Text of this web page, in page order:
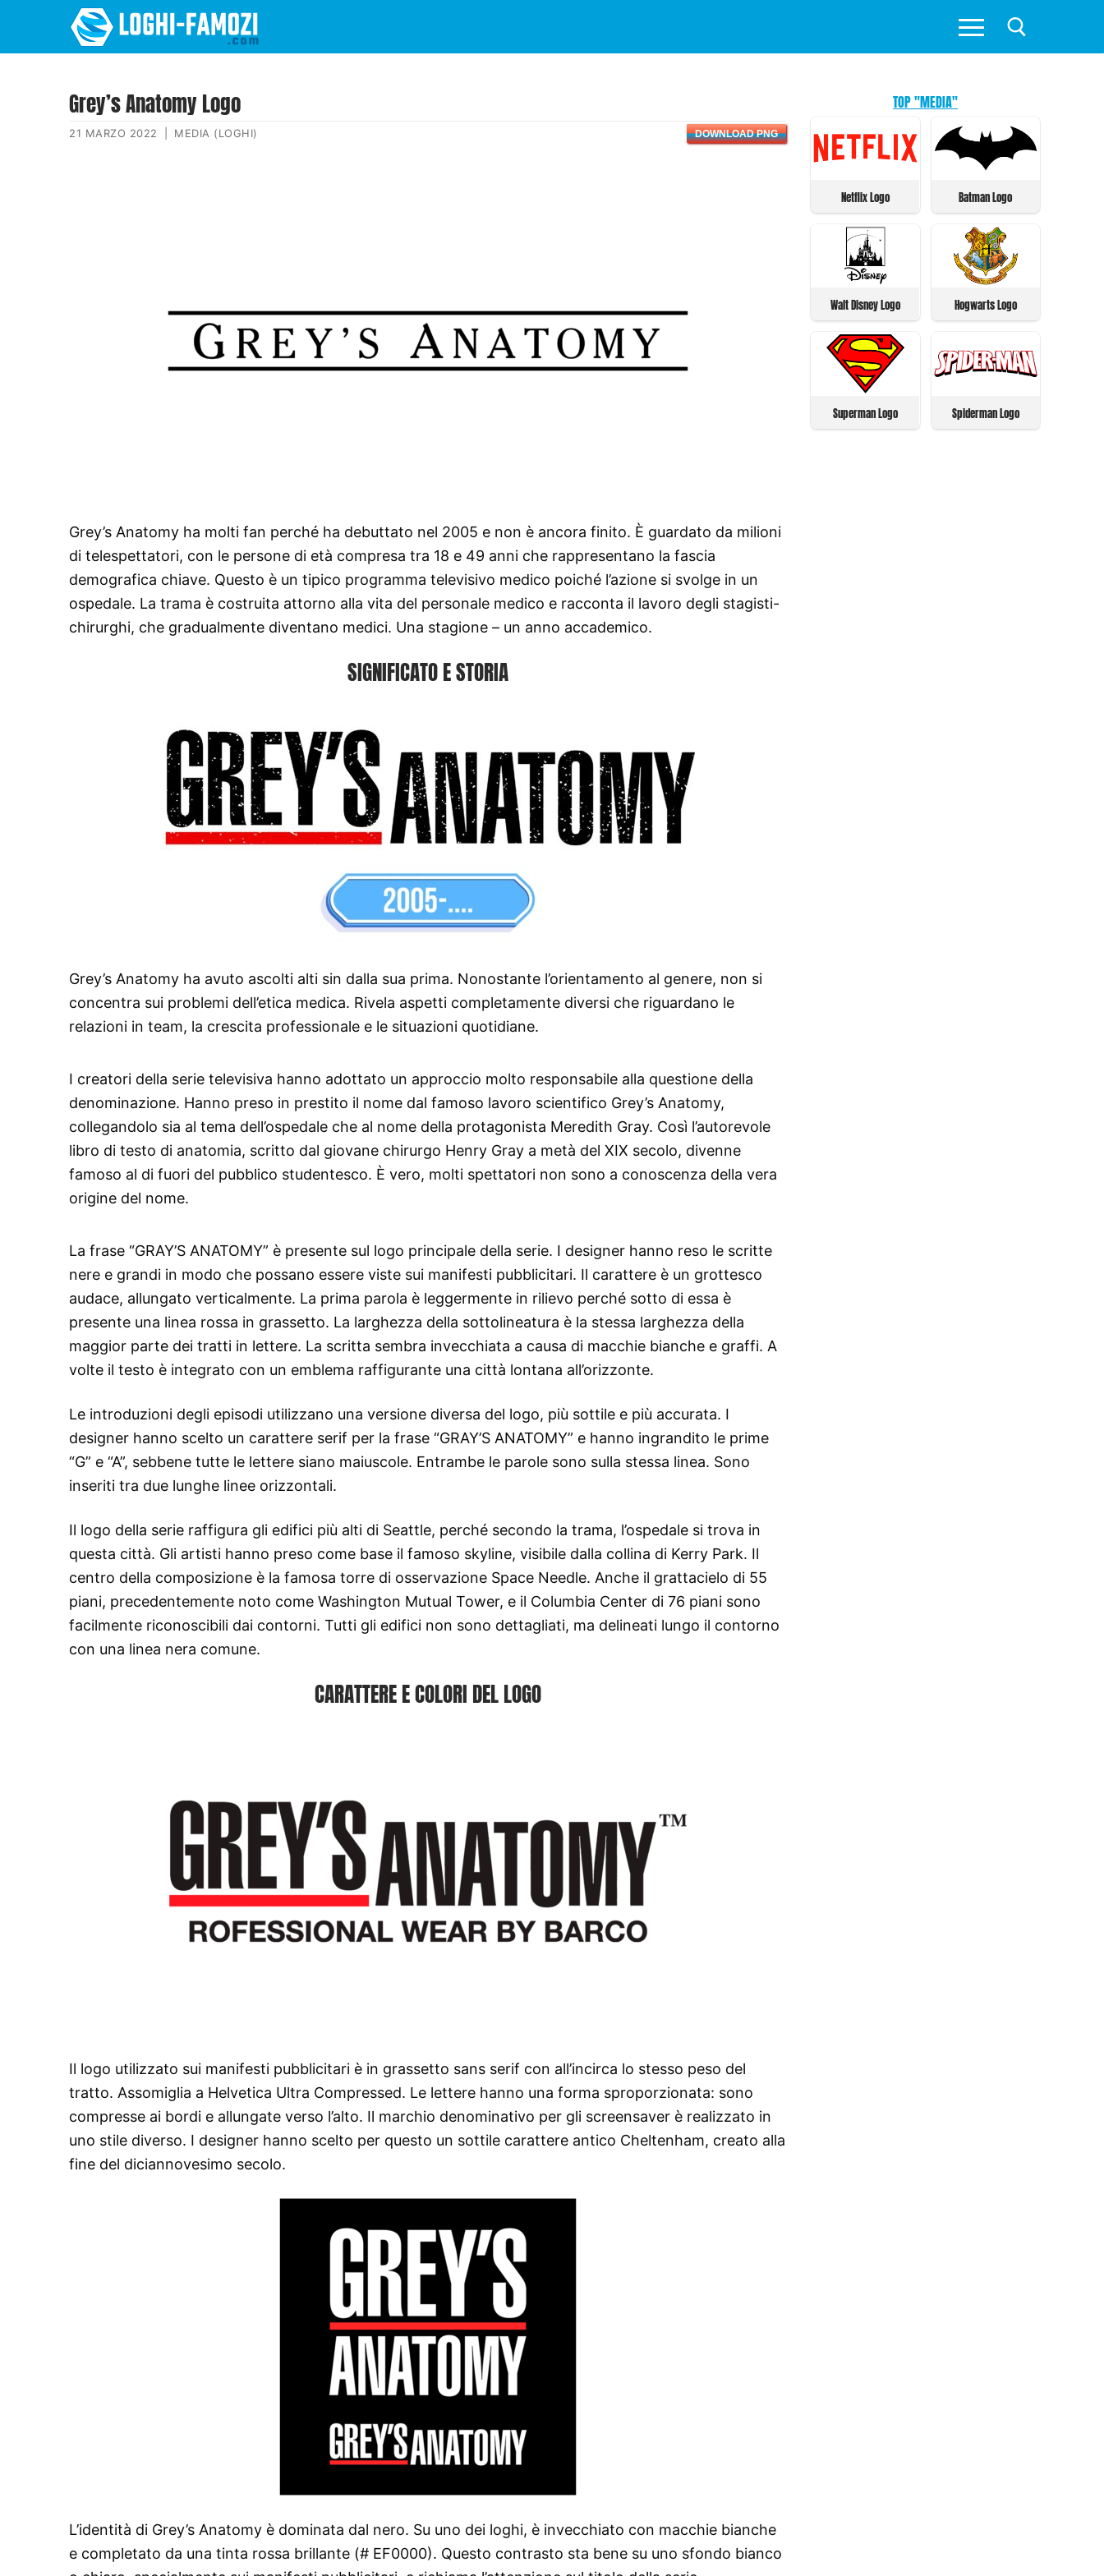
Grey’s Anatomy Logo
21 MARZO 2022 MEDIA (LOGHI) DOWNLOAD PNG
Grey’s Anatomy ha molti fan perché ha debuttato nel 2005 e non è ancora finito. È guardato da milioni
di telespettatori, con le persone di età compresa tra 18 e 49 anni che rappresentano la fascia
demografica chiave. Questo è un tipico programma televisivo medico poiché l’azione si svolge in un
ospedale. La trama è costruita attorno alla vita del personale medico e racconta il lavoro degli stagisti-
chirurghi, che gradualmente diventano medici. Una stagione – un anno accademico.
SIGNIFICATO E STORIA
Grey’s Anatomy ha avuto ascolti alti sin dalla sua prima. Nonostante l’orientamento al genere, non si
concentra sui problemi dell’etica medica. Rivela aspetti completamente diversi che riguardano le
relazioni in team, la crescita professionale e le situazioni quotidiane.
I creatori della serie televisiva hanno adottato un approccio molto responsabile alla questione della
denominazione. Hanno preso in prestito il nome dal famoso lavoro scientifico Grey’s Anatomy,
collegandolo sia al tema dell’ospedale che al nome della protagonista Meredith Gray. Così l’autorevole
libro di testo di anatomia, scritto dal giovane chirurgo Henry Gray a metà del XIX secolo, divenne
famoso al di fuori del pubblico studentesco. È vero, molti spettatori non sono a conoscenza della vera
origine del nome.
La frase “GRAY’S ANATOMY” è presente sul logo principale della serie. I designer hanno reso le scritte
nere e grandi in modo che possano essere viste sui manifesti pubblicitari. Il carattere è un grottesco
audace, allungato verticalmente. La prima parola è leggermente in rilievo perché sotto di essa è
presente una linea rossa in grassetto. La larghezza della sottolineatura è la stessa larghezza della
maggior parte dei tratti in lettere. La scritta sembra invecchiata a causa di macchie bianche e graffi. A
volte il testo è integrato con un emblema raffigurante una città lontana all’orizzonte.
Le introduzioni degli episodi utilizzano una versione diversa del logo, più sottile e più accurata. I
designer hanno scelto un carattere serif per la frase “GRAY’S ANATOMY” e hanno ingrandito le prime
“G” e “A”, sebbene tutte le lettere siano maiuscole. Entrambe le parole sono sulla stessa linea. Sono
inseriti tra due lunghe linee orizzontali.
Il logo della serie raffigura gli edifici più alti di Seattle, perché secondo la trama, l’ospedale si trova in
questa città. Gli artisti hanno preso come base il famoso skyline, visibile dalla collina di Kerry Park. Il
centro della composizione è la famosa torre di osservazione Space Needle. Anche il grattacielo di 55
piani, precedentemente noto come Washington Mutual Tower, e il Columbia Center di 76 piani sono
facilmente riconoscibili dai contorni. Tutti gli edifici non sono dettagliati, ma delineati lungo il contorno
con una linea nera comune.
CARATTERE E COLORI DEL LOGO
Il logo utilizzato sui manifesti pubblicitari è in grassetto sans serif con all’incirca lo stesso peso del
tratto. Assomiglia a Helvetica Ultra Compressed. Le lettere hanno una forma sproporzionata: sono
compresse ai bordi e allungate verso l’alto. Il marchio denominativo per gli screensaver è realizzato in
uno stile diverso. I designer hanno scelto per questo un sottile carattere antico Cheltenham, creato alla
fine del diciannovesimo secolo.
L’identità di Grey’s Anatomy è dominata dal nero. Su uno dei loghi, è invecchiato con macchie bianche
e completato da una tinta rossa brillante (# EF0000). Questo contrasto sta bene su uno sfondo bianco
TOP "MEDIA"
Netflix Logo Batman Logo
Walt Disney Logo Hogwarts Logo
Superman Logo Spiderman Logo